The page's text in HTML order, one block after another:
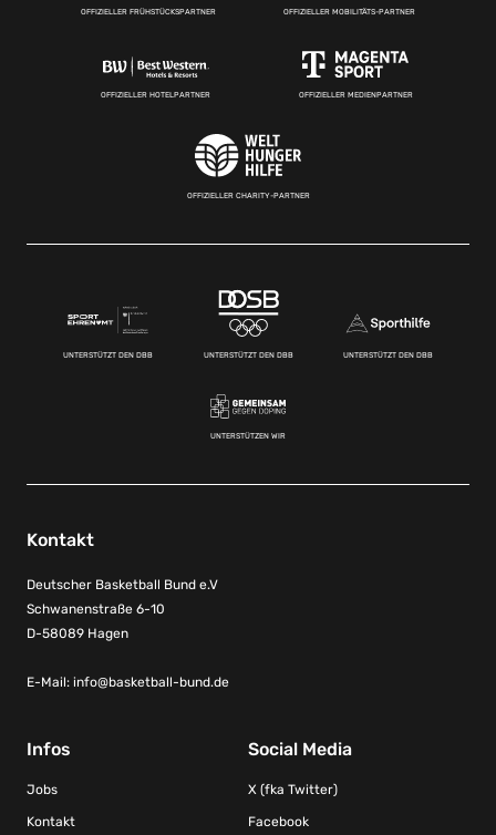
OFFIZIELLER FRÜHSTÜCKSPARTNER OFFIZIELLER MOBILITÄTS-PARTNER
OFFIZIELLER HOTELPARTNER OFFIZIELLER MEDIENPARTNER
OFFIZIELLER CHARITY-PARTNER
UNTERSTÜTZT DEN DBB UNTERSTÜTZT DEN DBB UNTERSTÜTZT DEN DBB
UNTERSTÜTZEN WIR
Kontakt
Deutscher Basketball Bund e.V
Schwanenstraße 6-10
D-58089 Hagen
E-Mail: info@basketball-bund.de
Infos
Jobs
Kontakt
Social Media
X (fka Twitter)
Facebook